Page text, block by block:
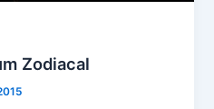
Zodiacal